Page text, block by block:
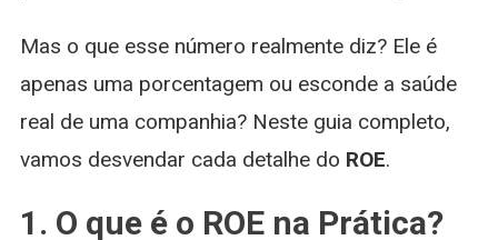
Mas o que esse número realmente diz? Ele é
apenas uma porcentagem ou esconde a saúde
real de uma companhia? Neste guia completo,
vamos desvendar cada detalhe do ROE.
1. O que é o ROE na Prática?